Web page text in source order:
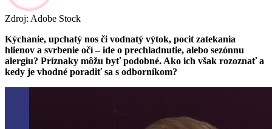
Zdroj: Adobe Stock
Kýchanie, upchatý nos či vodnatý výtok, pocit zatekania
hlienov a svrbenie očí – ide o prechladnutie, alebo sezónnu
alergiu? Príznaky môžu byť podobné. Ako ich však rozoznať a
kedy je vhodné poradiť sa s odborníkom?